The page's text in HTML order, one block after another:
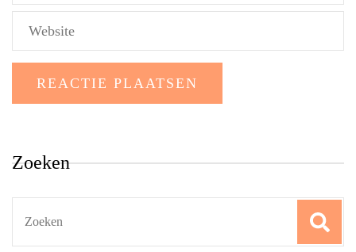
Zoeken